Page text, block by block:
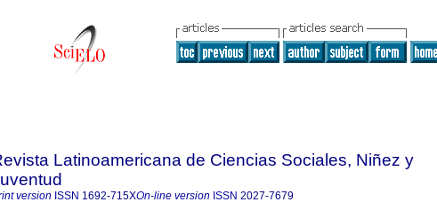
Latinoamericana de Ciencias Sociales, Niñez y
version ISSN 1692-715XOn-line version ISSN 2027-7679